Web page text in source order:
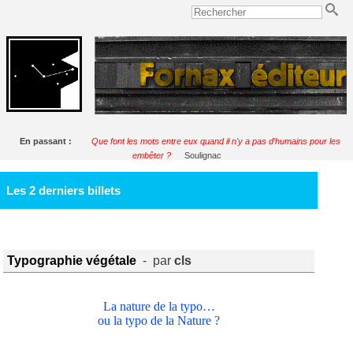
En passant :
Que font les mots entre eux quand il n'y a pas d'humains pour les
embêter ?
Soulignac
Les 2 derniers billets
Typographie végétale - parcls
La nature de la typo…
ou la typo de la Nature ?